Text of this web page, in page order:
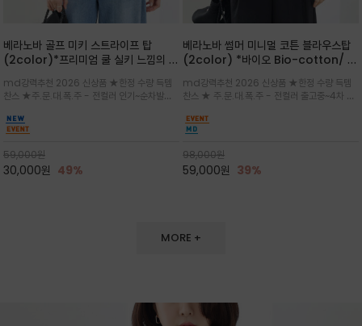
베라노바 골프 미키 스트라이프 탑
(2color)*프리미엄 쿨 실키 느낌의 폴
내 ★골프 미키티 포함 구매및 20만원
넘는 구매고객님께는 타이틀리스트 베라
노바 골프공 2피스 3구 증정(소진시 마
감)★
md강력추천 2026 신상품 ★한정 수량 득템
찬스 ★주.문.대.폭.주 - 전컬러 인기~순차발송
이프가 산뜻한 컬러감을 연출/안정감 있는 라운
드 넥라인과 여유있는 스탠다드 핏으로 여름내내
이쁘게 입으세요 ^^
59,000원
30,000원 49%
베라노바 썸머 미니멀 코튼 블라우스탑
(2color) *바이오 Bio-cotton/ 시
럼 편안하지만 블라우스처럼 단정한 무
드가 느껴지는 코튼 블라우스 탑
md강력추천 2026 신상품 ★한정 수량 득템
찬스 ★ 주.문.대.폭.주 - 전컬러 출고중~4차 리
볍게 퍼지는 박시한 실루엣과 크롭 기장이 하체
를 길어 보이게 해주며 와이드 팬츠와 셋업
98,000원
59,000원 39%
MORE +